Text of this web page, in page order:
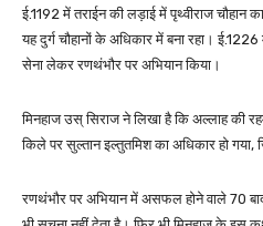
ई.1192 में तराईन की लड़ाई में पृथ्वीराज चौहान
यह दुर्ग चौहानों के अधिकार में बना रहा।
सेना लेकर रणथंभौर पर अभियान किया।
मिनहाज उस् सिराज ने लिखा है कि अल्लाह
किले पर सुल्तान इल्तुतमिश का अधिकार हो
रणथंभौर पर अभियान में असफल होने वाले 70